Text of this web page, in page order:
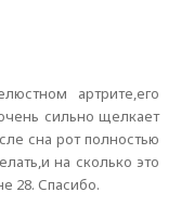
артрите,его
сильно щелкает
сна рот полностью
на сколько это
28. Спасибо.